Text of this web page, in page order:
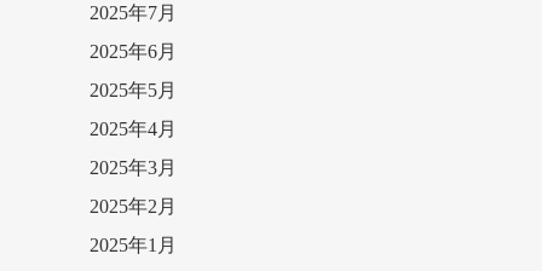
2025年7月
2025年6月
2025年5月
2025年4月
2025年3月
2025年2月
2025年1月